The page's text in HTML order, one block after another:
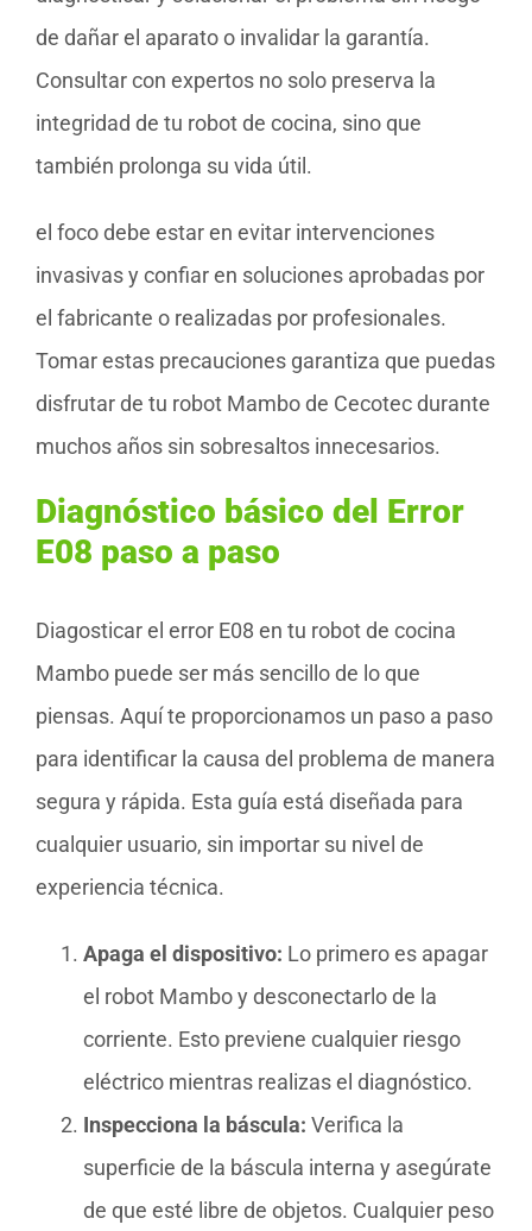
de dañar el aparato o invalidar la garantía.
Consultar con expertos no solo preserva la
integridad de tu robot de cocina, sino que
también prolonga su vida útil.
el foco debe estar en evitar intervenciones
invasivas y confiar en soluciones aprobadas por
el fabricante o realizadas por profesionales.
Tomar estas precauciones garantiza que puedas
disfrutar de tu robot Mambo de Cecotec durante
muchos años sin sobresaltos innecesarios.
Diagnóstico básico del Error
E08 paso a paso
Diagosticar el error E08 en tu robot de cocina
Mambo puede ser más sencillo de lo que
piensas. Aquí te proporcionamos un paso a paso
para identificar la causa del problema de manera
segura y rápida. Esta guía está diseñada para
cualquier usuario, sin importar su nivel de
experiencia técnica.
Apaga el dispositivo: Lo primero es apagar
el robot Mambo y desconectarlo de la
corriente. Esto previene cualquier riesgo
eléctrico mientras realizas el diagnóstico.
Inspecciona la báscula: Verifica la
superficie de la báscula interna y asegúrate
de que esté libre de objetos. Cualquier peso